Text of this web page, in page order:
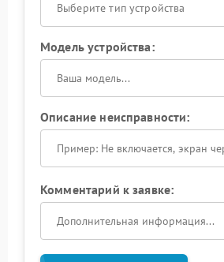
Выберите тип устройства
Модель устройства:
Описание неисправности:
Комментарий к заявке: